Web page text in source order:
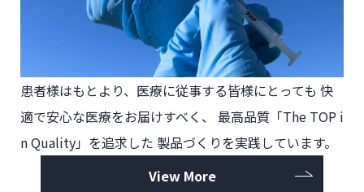
患者様はもとより、 医療に従事する皆様にとっても 快
適で安心な医療をお届けすべく、 最高品質「The TOP i
n Quality」を追求した 製品づくりを実践しています。
View More